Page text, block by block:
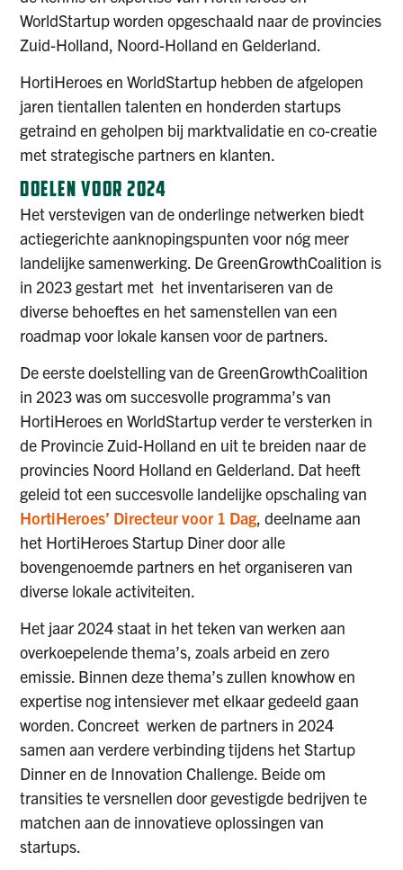
WorldStartup worden opgeschaald naar de provincies
Zuid-Holland, Noord-Holland en Gelderland.
HortiHeroes en WorldStartup hebben de afgelopen
jaren tientallen talenten en honderden startups
getraind en geholpen bij marktvalidatie en co-creatie
met strategische partners en klanten.
DOELEN VOOR 2024
Het verstevigen van de onderlinge netwerken biedt
actiegerichte aanknopingspunten voor nóg meer
landelijke samenwerking. De GreenGrowthCoalition is
in 2023 gestart met het inventariseren van de
diverse behoeftes en het samenstellen van een
roadmap voor lokale kansen voor de partners.
De eerste doelstelling van de GreenGrowthCoalition
in 2023 was om succesvolle programma’s van
HortiHeroes en WorldStartup verder te versterken in
de Provincie Zuid-Holland en uit te breiden naar de
provincies Noord Holland en Gelderland. Dat heeft
geleid tot een succesvolle landelijke opschaling van
HortiHeroes’ Directeur voor 1 Dag, deelname aan
het HortiHeroes Startup Diner door alle
bovengenoemde partners en het organiseren van
diverse lokale activiteiten.
Het jaar 2024 staat in het teken van werken aan
overkoepelende thema’s, zoals arbeid en zero
emissie. Binnen deze thema’s zullen knowhow en
expertise nog intensiever met elkaar gedeeld gaan
worden. Concreet werken de partners in 2024
samen aan verdere verbinding tijdens het Startup
Dinner en de Innovation Challenge. Beide om
transities te versnellen door gevestigde bedrijven te
matchen aan de innovatieve oplossingen van
startups.